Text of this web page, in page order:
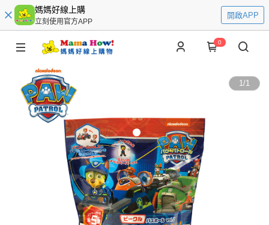
媽媽好線上購
立刻使用官方APP
開啟APP
0
1/1